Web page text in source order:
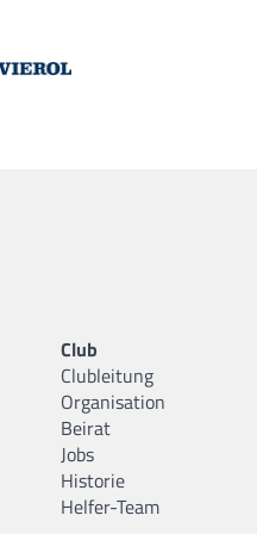
Club
Clubleitung
Organisation
Beirat
Jobs
Historie
Helfer-Team